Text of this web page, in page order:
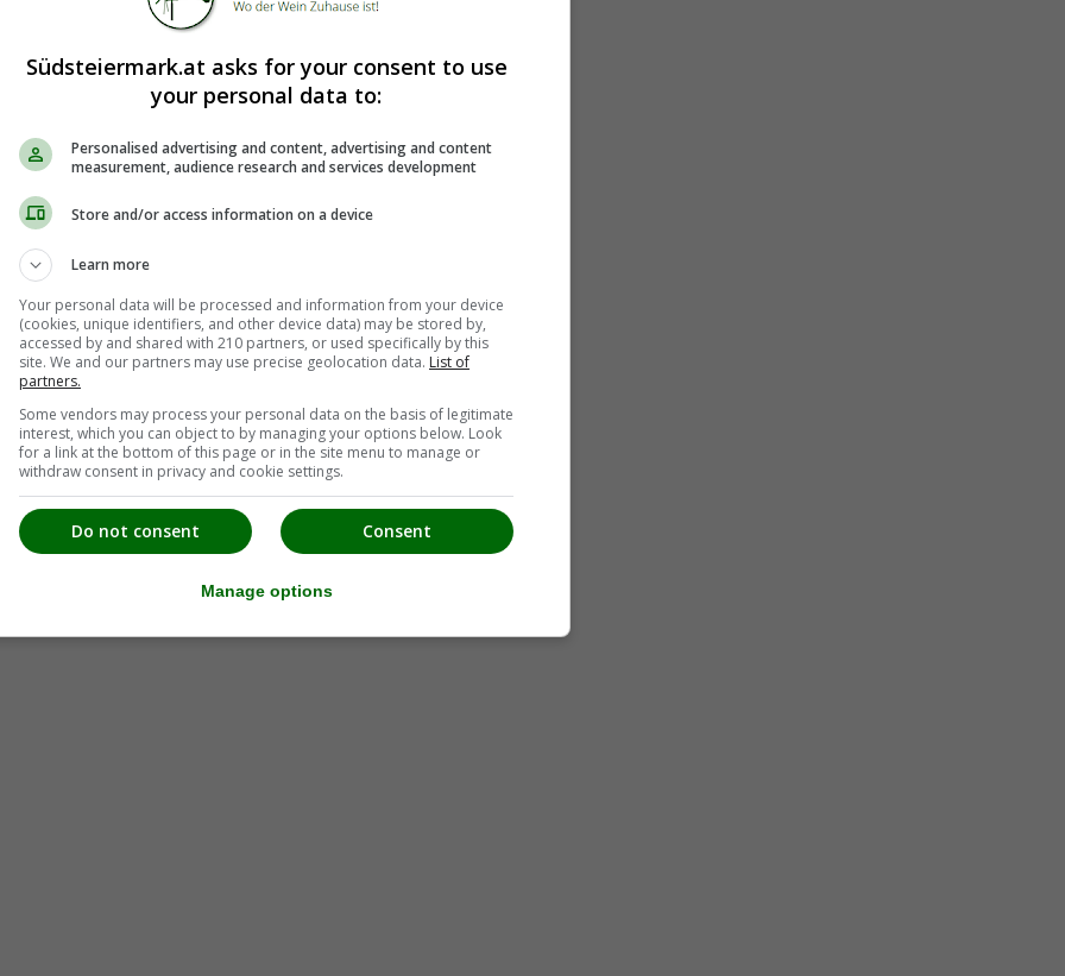
Südsteiermark.at asks for your consent to use
your personal data to:
Personalised advertising and content, advertising and content
measurement, audience research and services development
Store and/or access information on a device
Learn more
Your personal data will be processed and information from your device
(cookies, unique identifiers, and other device data) may be stored by,
accessed by and shared with 210 partners, or used specifically by this
site. We and our partners may use precise geolocation data. List of
partners.
Some vendors may process your personal data on the basis of legitimate
interest, which you can object to by managing your options below. Look
for a link at the bottom of this page or in the site menu to manage or
withdraw consent in privacy and cookie settings.
Consent
Do not consent
Manage options